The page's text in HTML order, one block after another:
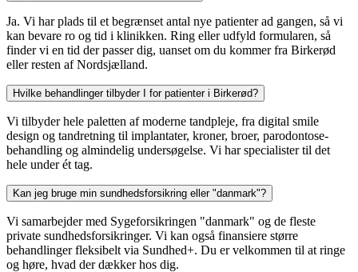
Ja. Vi har plads til et begrænset antal nye patienter ad gangen, så vi
kan bevare ro og tid i klinikken. Ring eller udfyld formularen, så
finder vi en tid der passer dig, uanset om du kommer fra Birkerød
eller resten af Nordsjælland.
Hvilke behandlinger tilbyder I for patienter i Birkerød?
Vi tilbyder hele paletten af moderne tandpleje, fra digital smile
design og tandretning til implantater, kroner, broer, parodontose-
behandling og almindelig undersøgelse. Vi har specialister til det
hele under ét tag.
Kan jeg bruge min sundhedsforsikring eller "danmark"?
Vi samarbejder med Sygeforsikringen "danmark" og de fleste
private sundhedsforsikringer. Vi kan også finansiere større
behandlinger fleksibelt via Sundhed+. Du er velkommen til at ringe
og høre, hvad der dækker hos dig.